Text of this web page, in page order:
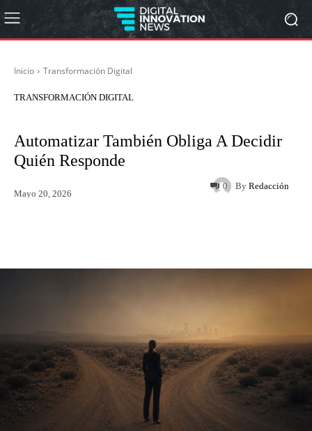
Inicio Transformación Digital
TRANSFORMACIÓN DIGITAL
Automatizar También Obliga A Decidir
Quién Responde
By Redacción
Mayo 20, 2026
0